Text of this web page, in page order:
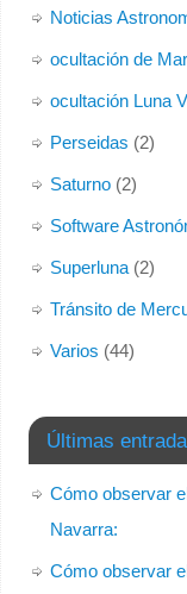
Noticias
ocultación de
ocultación Luna
Perseidas (2)
Saturno(2)
Software
Superluna(2)
Tránsito de
Varios (44)
Últimas
Cómo observar
Navarra:
Cómo observar